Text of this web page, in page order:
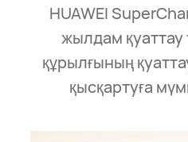
HUAWEI
жылдам
құрылғының
қысқартуға